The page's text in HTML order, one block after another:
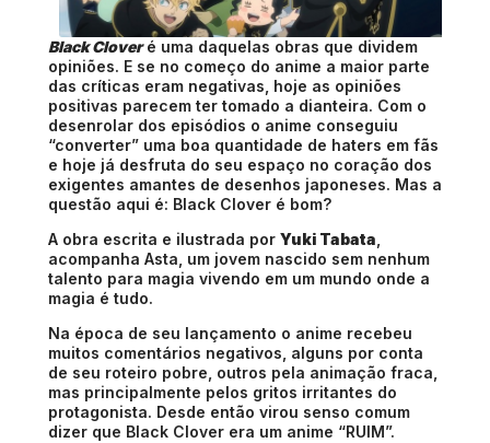
Black Cloveré uma daquelas obras que dividem
opiniões. E se no começo do anime a maior parte
das críticas eram negativas, hoje as opiniões
positivas parecem ter tomado a dianteira. Com o
desenrolar dos episódios o anime conseguiu
“converter” uma boa quantidade de haters em fãs
e hoje já desfruta do seu espaço no coração dos
exigentes amantes de desenhos japoneses. Mas a
questão aqui é: Black Clover é bom?
A obra escrita e ilustrada por Yuki Tabata,
acompanha Asta, um jovem nascido sem nenhum
talento para magia vivendo em um mundo onde a
magia é tudo.
Na época de seu lançamento o anime recebeu
muitos comentários negativos, alguns por conta
de seu roteiro pobre, outros pela animação fraca,
mas principalmente pelos gritos irritantes do
protagonista. Desde então virou senso comum
dizer que Black Clover era um anime “RUIM”.